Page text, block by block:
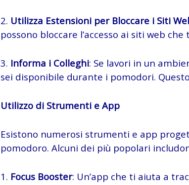
2. Utilizza Estensioni per Bloccare i Siti
possono bloccare l’accesso ai siti web
3. Informa i Colleghi: Se lavori in un
sei disponibile durante i pomodori.
Utilizzo di Strumenti e App
Esistono numerosi strumenti e app
pomodoro. Alcuni dei più popolari
1. Focus Booster: Un’app che ti aiuta a